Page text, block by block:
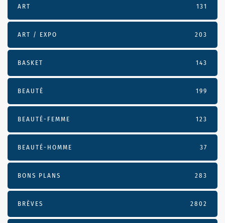
ART 131
ART / EXPO 203
BASKET 143
BEAUTÉ 199
BEAUTÉ-FEMME 123
BEAUTÉ-HOMME 37
BONS PLANS 283
BRÈVES 2802